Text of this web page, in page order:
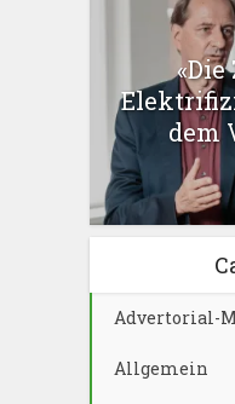
dem
Advertorial-
Allgemein